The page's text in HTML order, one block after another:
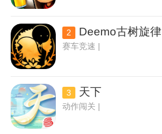
2 Deemo古树旋律
赛车竞速 |
3 天下
动作闯关 |